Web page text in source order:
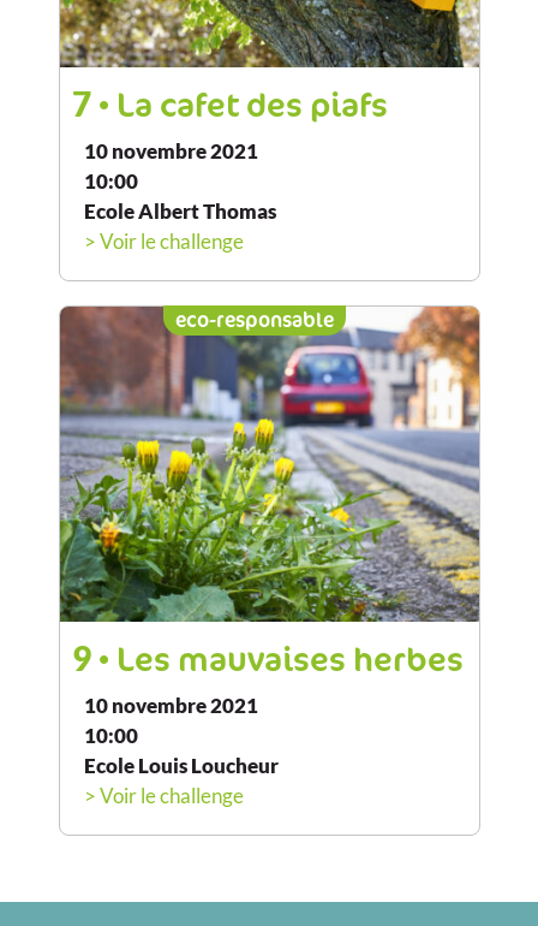
7• La cafet des piafs
10 novembre 2021
10:00
Ecole Albert Thomas
> Voir le challenge
9• Les mauvaises herbes
10 novembre 2021
10:00
Ecole Louis Loucheur
> Voir le challenge
eco-responsable